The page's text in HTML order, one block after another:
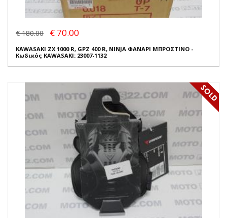
€ 180.00 € 70.00
KAWASAKI ZX 1000 R, GPZ 400 R, NINJA ΦΑΝΑΡΙ ΜΠΡΟΣΤΙΝΟ -
Κωδικός KAWASAKI: 23007-1132